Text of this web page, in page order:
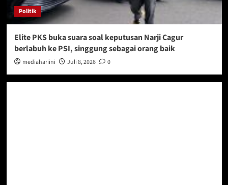
Politik
Elite PKS buka suara soal keputusan Narji Cagur
berlabuh ke PSI, singgung sebagai orang baik
mediahariini Juli 8, 2026 0